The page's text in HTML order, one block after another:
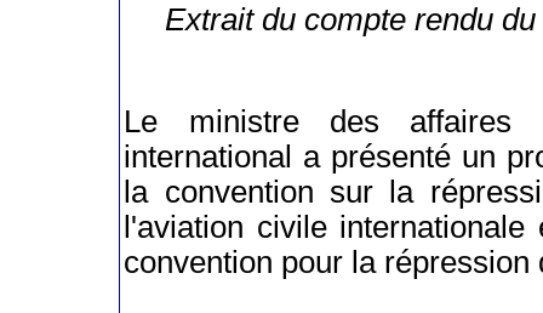
Extrait du compte rendu
Le ministre des affaires
international a présenté un
la convention sur la
l'aviation civile
convention pour la